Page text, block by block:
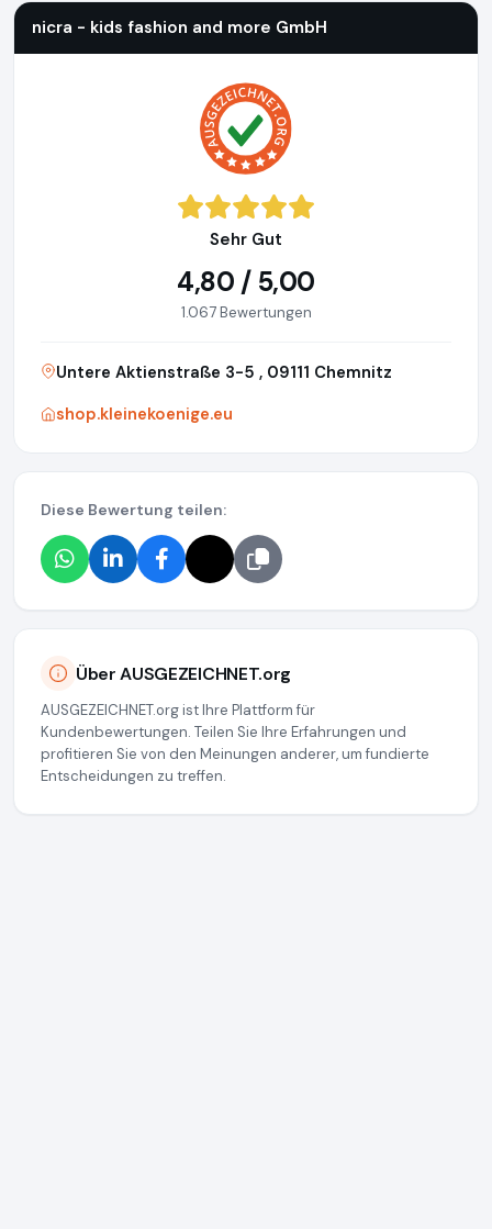
nicra - kids fashion and more GmbH
Sehr Gut
4,80 / 5,00
1.067 Bewertungen
Untere Aktienstraße 3-5 , 09111 Chemnitz
shop.kleinekoenige.eu
Diese Bewertung teilen:
Über AUSGEZEICHNET.org
AUSGEZEICHNET.org ist Ihre Plattform für
Kundenbewertungen. Teilen Sie Ihre Erfahrungen und
profitieren Sie von den Meinungen anderer, um fundierte
Entscheidungen zu treffen.